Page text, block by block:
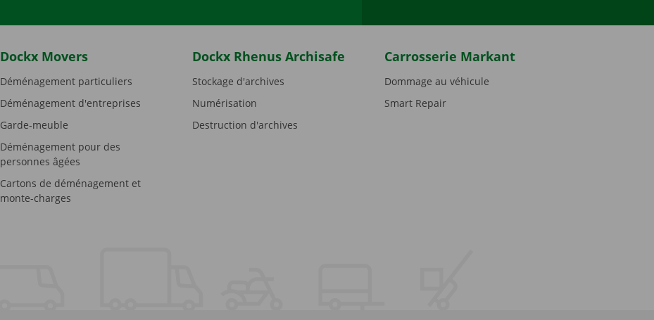
Dockx Movers
Déménagement particuliers
Déménagement d'entreprises
Garde-meuble
Déménagement pour des
personnes âgées
Cartons de déménagement et
monte-charges
Dockx Rhenus Archisafe
Stockage d'archives
Numérisation
Destruction d'archives
Carrosserie Markant
Dommage au véhicule
Smart Repair